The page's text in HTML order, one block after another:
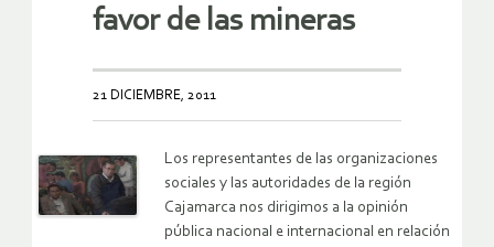
favor de las mineras
21 DICIEMBRE, 2011
Los representantes de las organizaciones
sociales y las autoridades de la región
Cajamarca nos dirigimos a la opinión
pública nacional e internacional en relación